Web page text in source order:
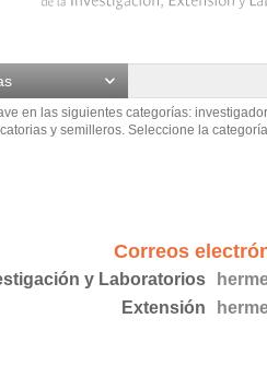
en las siguientes categorías:
y semilleros. Seleccione la
Correos
y Laboratorios
Extensión